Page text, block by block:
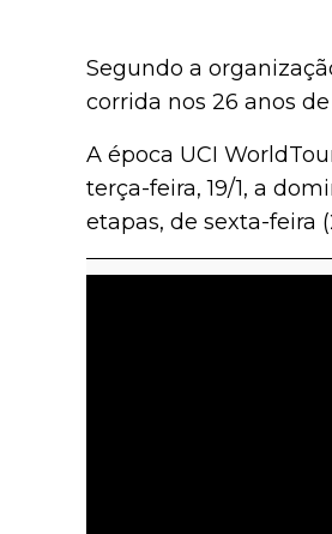
Segundo a
corrida nos 26 anos
A época UCI
terça-feira, 19/1, a
etapas, de sexta-feira